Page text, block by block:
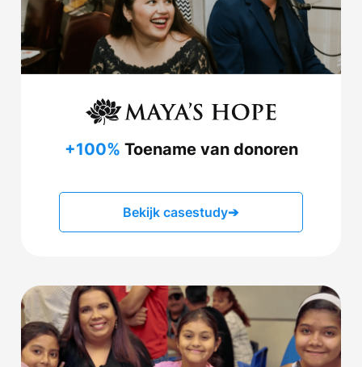
+100% Toename van donoren
Bekijk casestudy➔